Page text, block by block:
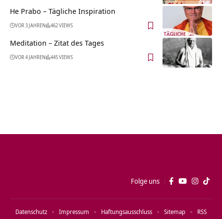
He Prabo – Tägliche Inspiration
VOR 3 JAHREN 462 VIEWS
Meditation – Zitat des Tages
VOR 4 JAHREN 445 VIEWS
Folge uns
Datenschutz Impressum Haftungsausschluss Sitemap RSS